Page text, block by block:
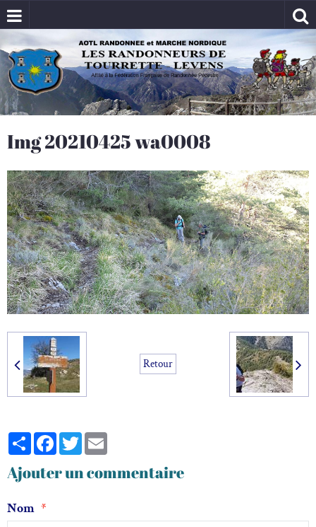
Img 20210425 wa0008
Retour
PartagerFacebook
Twitter
Ajouter un commentaire
Nom